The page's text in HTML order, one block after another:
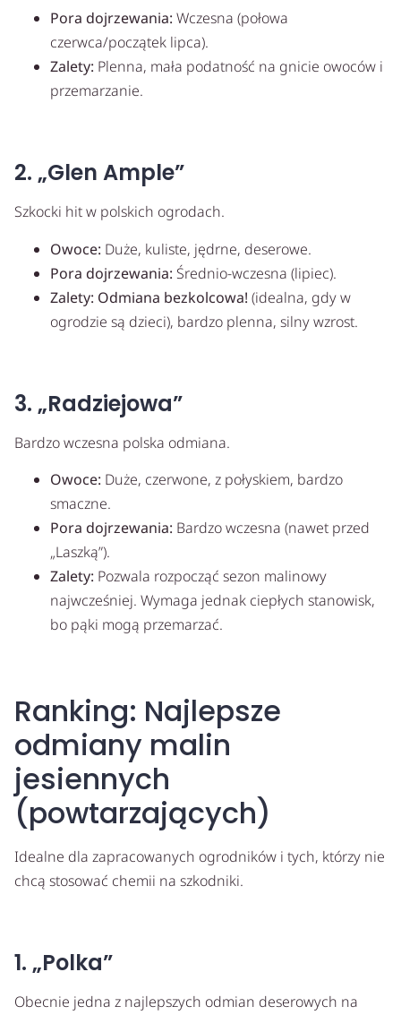
Pora dojrzewania: Wczesna (połowa
czerwca/początek lipca).
Zalety: Plenna, mała podatność na gnicie owoców i
przemarzanie.
2. „Glen Ample”
Szkocki hit w polskich ogrodach.
Owoce: Duże, kuliste, jędrne, deserowe.
Pora dojrzewania: Średnio-wczesna (lipiec).
Zalety: Odmiana bezkolcowa! (idealna, gdy w
ogrodzie są dzieci), bardzo plenna, silny wzrost.
3. „Radziejowa”
Bardzo wczesna polska odmiana.
Owoce: Duże, czerwone, z połyskiem, bardzo
smaczne.
Pora dojrzewania: Bardzo wczesna (nawet przed
„Laszką”).
Zalety: Pozwala rozpocząć sezon malinowy
najwcześniej. Wymaga jednak ciepłych stanowisk,
bo pąki mogą przemarzać.
Ranking: Najlepsze
odmiany malin
jesiennych
(powtarzających)
Idealne dla zapracowanych ogrodników i tych, którzy nie
chcą stosować chemii na szkodniki.
1. „Polka”
Obecnie jedna z najlepszych odmian deserowych na